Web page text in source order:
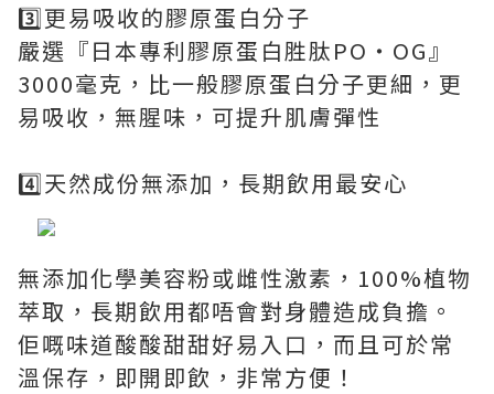
3️⃣更易吸收的膠原蛋白分子
嚴選『日本專利膠原蛋白胜肽PO‧OG』
3000毫克，比一般膠原蛋白分子更細，更
易吸收，無腥味，可提升肌膚彈性
4️⃣天然成份無添加，長期飲用最安心
無添加化學美容粉或雌性激素，100%植物
萃取，長期飲用都唔會對身體造成負擔。
佢嘅味道酸酸甜甜好易入口，而且可於常
溫保存，即開即飲，非常方便！